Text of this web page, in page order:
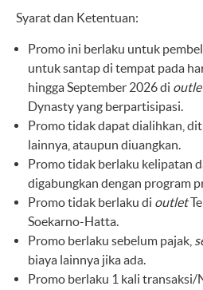
Syarat dan Ketentuan:
Promo ini berlaku untuk
untuk santap di tempat pada
hingga September 2026 di
Dynasty yang berpartisipasi.
Promo tidak dapat dialihkan,
lainnya, ataupun diuangkan.
Promo tidak berlaku kelipatan
digabungkan dengan program
Promo tidak berlaku di outlet
Soekarno-Hatta.
Promo berlaku sebelum pajak,
biaya lainnya jika ada.
Promo berlaku 1 kali transaksi/